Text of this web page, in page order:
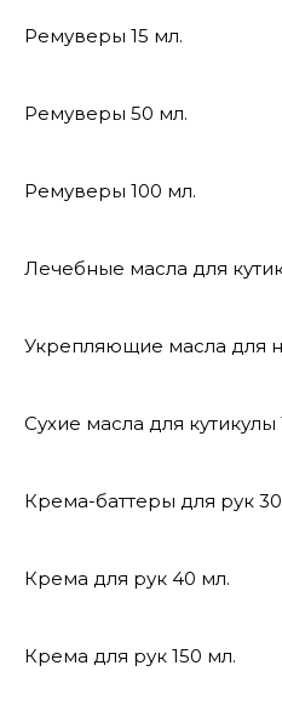
Ремуверы 15 мл.
Ремуверы 50 мл.
Ремуверы 100 мл.
Лечебные масла для
Укрепляющие масла для
Сухие масла для кутикулы
Крема-баттеры для рук
Крема для рук 40 мл.
Крема для рук 150 мл.